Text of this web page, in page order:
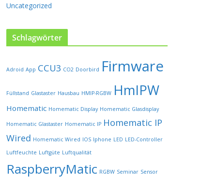
u
e
t
e
w
h
l
w
e
Uncategorized
Schlagwörter
Adroid App CCU3 CO2 Doorbird Firmware
Füllstand Glastaster Hausbau HMIP-RGBW HmIPW
Homematic Homematic Display Homematic Glasdisplay
Homematic Glastaster Homematic IP Homematic IP
Wired Homematic Wired IOS Iphone LED LED-Controller
Luftfeuchte Luftgüte Luftqualität
RaspberryMatic RGBW Seminar Sensor